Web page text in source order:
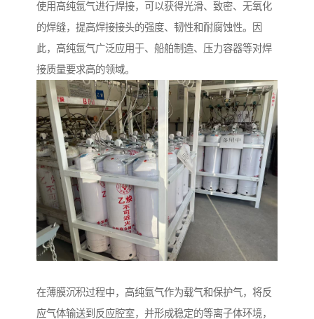
使用高纯氩气进行焊接，可以获得光滑、致密、无氧化
的焊缝，提高焊接接头的强度、韧性和耐腐蚀性。因
此，高纯氩气广泛应用于、船舶制造、压力容器等对焊
接质量要求高的领域。
在薄膜沉积过程中，高纯氩气作为载气和保护气，将反
应气体输送到反应腔室，并形成稳定的等离子体环境，